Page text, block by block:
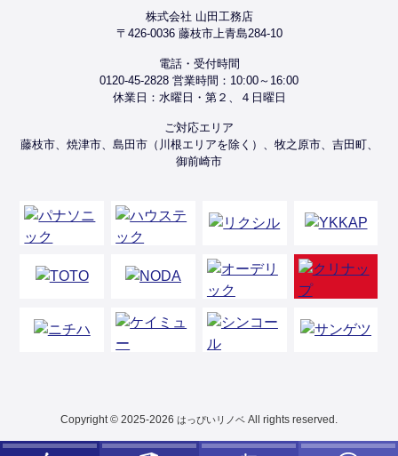
株式会社 山田工務店
〒426-0036 藤枝市上青島284-10
電話・受付時間
0120-45-2828 営業時間：10:00～16:00
休業日：水曜日・第２、４日曜日
ご対応エリア
藤枝市、焼津市、島田市（川根エリアを除く）、牧之原市、吉田町、
御前崎市
Copyright © 2025-2026 はっぴいリノベ All rights reserved.